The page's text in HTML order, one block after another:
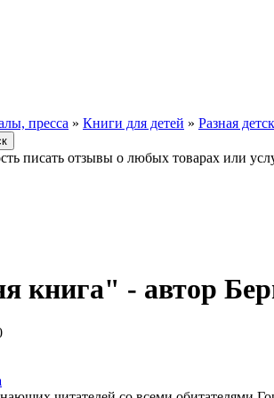
пресса » Книги для детей » Разная
писать отзывы о любых товарах или
книга" - автор